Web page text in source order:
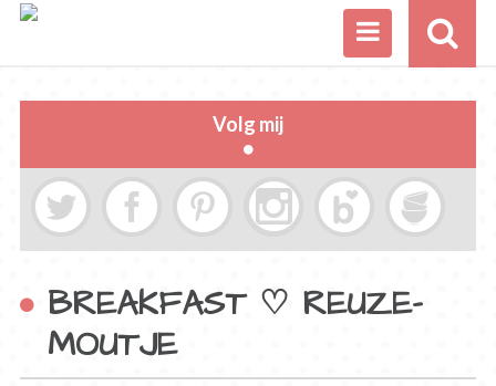
Volg mij
BREAKFAST ♡ REUZE-
MOUTJE